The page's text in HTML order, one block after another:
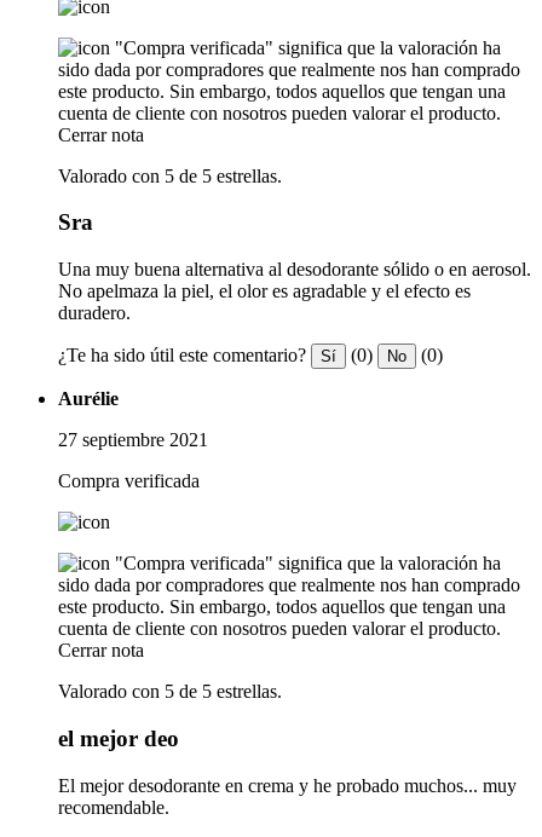
"Compra verificada" significa que la valoración ha
sido dada por compradores que realmente nos han comprado
este producto. Sin embargo, todos aquellos que tengan una
cuenta de cliente con nosotros pueden valorar el producto.
Cerrar nota
Valorado con 5 de 5 estrellas.
Sra
Una muy buena alternativa al desodorante sólido o en aerosol.
No apelmaza la piel, el olor es agradable y el efecto es
duradero.
¿Te ha sido útil este comentario? Sí (0) No (0)
Aurélie
27 septiembre 2021
Compra verificada
"Compra verificada" significa que la valoración ha
sido dada por compradores que realmente nos han comprado
este producto. Sin embargo, todos aquellos que tengan una
cuenta de cliente con nosotros pueden valorar el producto.
Cerrar nota
Valorado con 5 de 5 estrellas.
el mejor deo
El mejor desodorante en crema y he probado muchos... muy
recomendable.